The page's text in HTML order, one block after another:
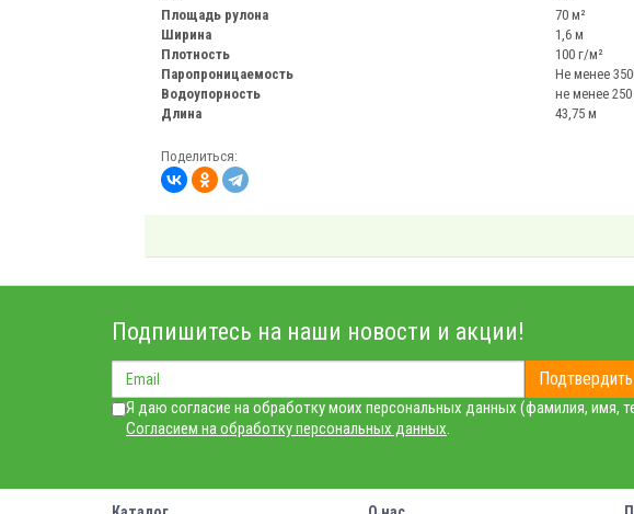
Площадь рулона
70 м²
Ширина
1,6 м
Плотность
100 г/м²
Паропроницаемость
Не менее
Водоупорность
не менее
Длина
43,75 м
Поделиться:
Подпишитесь на наши новости и акции!
Подтвердить
Я даю согласие на обработку моих персональных данных (фамилия, имя,
Согласием на обработку персональных данных